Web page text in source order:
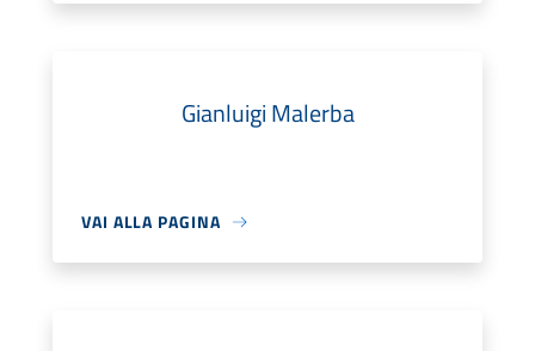
Gianluigi Malerba
VAI ALLA PAGINA